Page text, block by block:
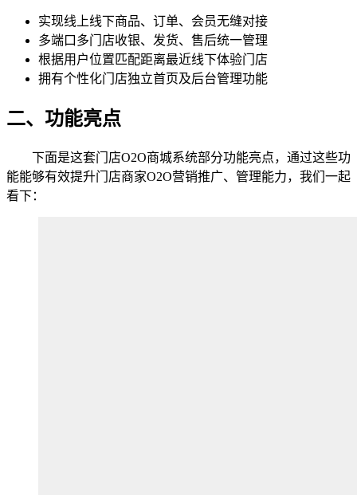
实现线上线下商品、订单、会员无缝对接
多端口多门店收银、发货、售后统一管理
根据用户位置匹配距离最近线下体验门店
拥有个性化门店独立首页及后台管理功能
二、功能亮点
下面是这套门店O2O商城系统部分功能亮点，通过这些功
能能够有效提升门店商家O2O营销推广、管理能力，我们一起
看下：